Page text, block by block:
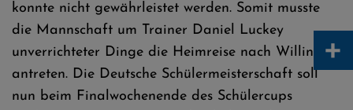
konnte nicht gewährleistet werden. Somit musste
die Mannschaft um Trainer Daniel Luckey
unverrichteter Dinge die Heimreise nach Willingen
antreten. Die Deutsche Schülermeisterschaft soll
nun beim Finalwochenende des Schülercups
+